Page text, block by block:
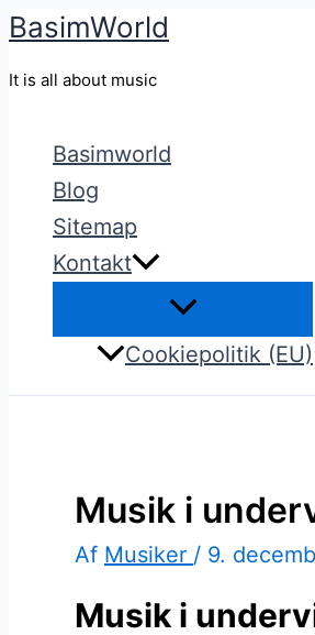
Gå
BasimWorld
It is all about music
Basimworld
Blog
Sitemap
Kontakt
Cookiepolitik (EU)
Musik i
Af Musiker / 9.
Musik i